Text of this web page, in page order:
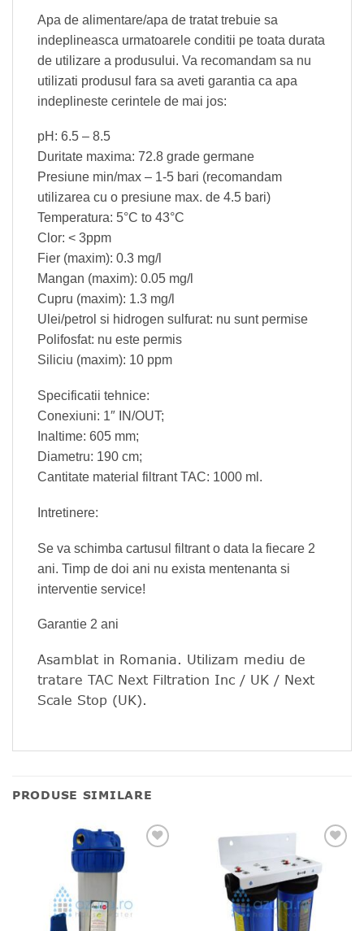
Apa de alimentare/apa de tratat trebuie sa
indeplineasca urmatoarele conditii pe toata durata
de utilizare a produsului. Va recomandam sa nu
utilizati produsul fara sa aveti garantia ca apa
indeplineste cerintele de mai jos:
pH: 6.5 – 8.5
Duritate maxima: 72.8 grade germane
Presiune min/max – 1-5 bari (recomandam
utilizarea cu o presiune max. de 4.5 bari)
Temperatura: 5°C to 43°C
Clor: < 3ppm
Fier (maxim): 0.3 mg/l
Mangan (maxim): 0.05 mg/l
Cupru (maxim): 1.3 mg/l
Ulei/petrol si hidrogen sulfurat: nu sunt permise
Polifosfat: nu este permis
Siliciu (maxim): 10 ppm
Specificatii tehnice:
Conexiuni: 1″ IN/OUT;
Inaltime: 605 mm;
Diametru: 190 cm;
Cantitate material filtrant TAC: 1000 ml.
Intretinere:
Se va schimba cartusul filtrant o data la fiecare 2
ani. Timp de doi ani nu exista mentenanta si
interventie service!
Garantie 2 ani
Asamblat in Romania. Utilizam mediu de
tratare TAC Next Filtration Inc / UK / Next
Scale Stop (UK).
PRODUSE SIMILARE